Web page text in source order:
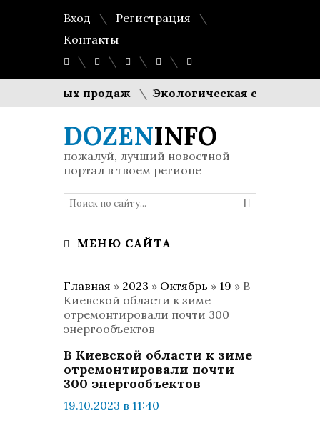
Вход
Регистрация
Контакты
продаж Экологическая стратегия
DOZENINFO
пожалуй, лучший новостной
портал в твоем регионе
МЕНЮ САЙТА
Главная » 2023 » Октябрь » 19 » В
Киевской области к зиме
отремонтировали почти 300
энергообъектов
В Киевской области к зиме
отремонтировали почти
300 энергообъектов
19.10.2023 в 11:40